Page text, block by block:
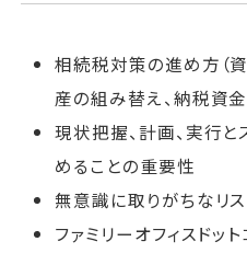
相続税対策の進め方（
産の組み替え、納税資
現状把握、計画、実行
めることの重要性
無意識に取りがちなリ
ファミリーオフィスド